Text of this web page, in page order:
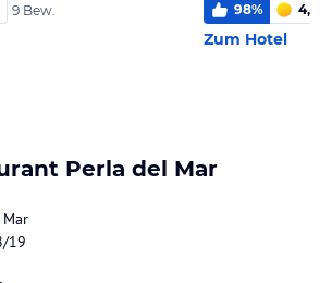
9 Bew.
98% 4,6
Zum Hotel
Perla del Mar
19